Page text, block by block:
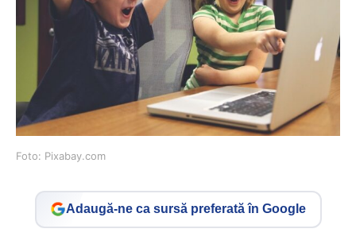
Foto: Pixabay.com
Adaugă-ne ca sursă preferată în Google